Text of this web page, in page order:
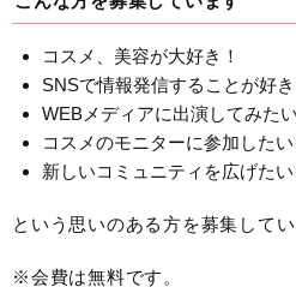
コスメ、美容が大好き！
SNSで情報発信することが好き
WEBメディアに出演してみたい
コスメのモニターに参加したい
新しいコミュニティを広げたい
という思いのある方を募集してい
※会費は無料です。